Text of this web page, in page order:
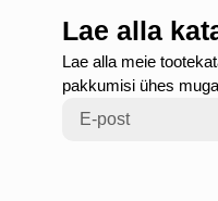
Lae alla
Lae alla meie
pakkumisi ühes